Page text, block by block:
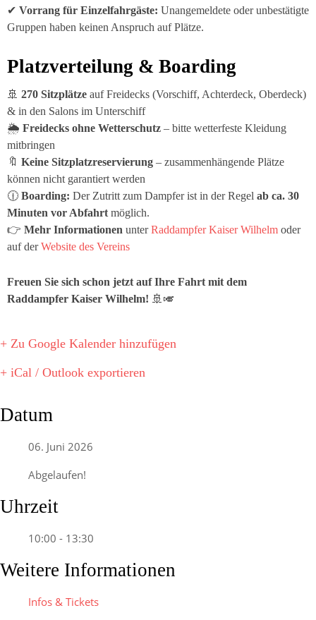
✔ Vorrang für Einzelfahrgäste: Unangemeldete oder unbestätigte
Gruppen haben keinen Anspruch auf Plätze.
Platzverteilung & Boarding
🚢 270 Sitzplätze auf Freidecks (Vorschiff, Achterdeck, Oberdeck)
& in den Salons im Unterschiff
🌦 Freidecks ohne Wetterschutz – bitte wetterfeste Kleidung
mitbringen
🔖 Keine Sitzplatzreservierung – zusammenhängende Plätze
können nicht garantiert werden
🕧 Boarding: Der Zutritt zum Dampfer ist in der Regel ab ca. 30
Minuten vor Abfahrt möglich.
👉 Mehr Informationen unterRaddampfer Kaiser Wilhelm oder
auf derWebsite des Vereins
Freuen Sie sich schon jetzt auf Ihre Fahrt mit dem
Raddampfer Kaiser Wilhelm! 🚢🎺
+ Zu Google Kalender hinzufügen
+ iCal / Outlook exportieren
Datum
06. Juni 2026
Abgelaufen!
Uhrzeit
10:00 - 13:30
Weitere Informationen
Infos & Tickets